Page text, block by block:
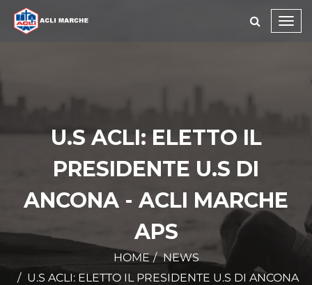
U.S ACLI: ELETTO IL
PRESIDENTE U.S DI
ANCONA - ACLI MARCHE
APS
HOME
NEWS
U.S ACLI: ELETTO IL PRESIDENTE U.S DI ANCONA